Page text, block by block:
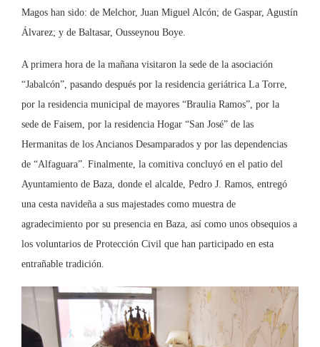
Magos han sido: de Melchor, Juan Miguel Alcón; de Gaspar, Agustín
Álvarez; y de Baltasar, Ousseynou Boye.
A primera hora de la mañana visitaron la sede de la asociación
“Jabalcón”, pasando después por la residencia geriátrica La Torre,
por la residencia municipal de mayores “Braulia Ramos”, por la
sede de Faisem, por la residencia Hogar “San José” de las
Hermanitas de los Ancianos Desamparados y por las dependencias
de “Alfaguara”. Finalmente, la comitiva concluyó en el patio del
Ayuntamiento de Baza, donde el alcalde, Pedro J. Ramos, entregó
una cesta navideña a sus majestades como muestra de
agradecimiento por su presencia en Baza, así como unos obsequios a
los voluntarios de Protección Civil que han participado en esta
entrañable tradición.